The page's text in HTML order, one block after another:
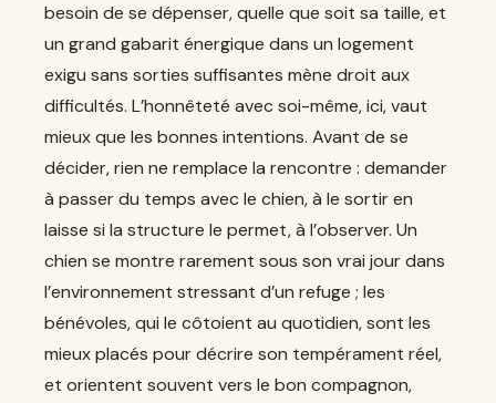
besoin de se dépenser, quelle que soit sa taille, et
un grand gabarit énergique dans un logement
exigu sans sorties suffisantes mène droit aux
difficultés. L’honnêteté avec soi-même, ici, vaut
mieux que les bonnes intentions. Avant de se
décider, rien ne remplace la rencontre : demander
à passer du temps avec le chien, à le sortir en
laisse si la structure le permet, à l’observer. Un
chien se montre rarement sous son vrai jour dans
l’environnement stressant d’un refuge ; les
bénévoles, qui le côtoient au quotidien, sont les
mieux placés pour décrire son tempérament réel,
et orientent souvent vers le bon compagnon,